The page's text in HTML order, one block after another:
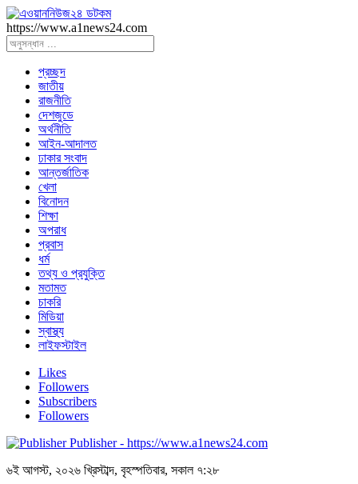
https://www.a1news24.com
প্রচ্ছদ
জাতীয়
রাজনীতি
দেশজুডে
অর্থনীতি
আইন-আদালত
ঢাকার সংবাদ
আন্তর্জাতিক
খেলা
বিনোদন
শিক্ষা
অপরাধ
প্রবাস
ধর্ম
তথ্য ও প্রযুক্তি
মতামত
চাকরি
মিডিয়া
স্বাস্থ্য
লাইফস্টাইল
Likes
Followers
Subscribers
Followers
Publisher - https://www.a1news24.com
৬ই আগস্ট, ২০২৬ খ্রিস্টাব্দ, বৃহস্পতিবার, সকাল ৭:২৮